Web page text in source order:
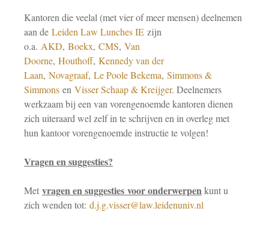
Kantoren die veelal (met vier of meer mensen) deelnemen
aan de Leiden Law Lunches IE zijn
o.a. AKD, Boekx, CMS, Van
Doorne, Houthoff, Kennedy van der
Laan, Novagraaf, Le Poole Bekema, Simmons &
Simmons en Visser Schaap & Kreijger. Deelnemers
werkzaam bij een van vorengenoemde kantoren dienen
zich uiteraard wel zelf in te schrijven en in overleg met
hun kantoor vorengenoemde instructie te volgen!
Vragen en suggesties?
Met vragen en suggesties voor onderwerpenkunt u
zich wenden tot: d.j.g.visser@law.leidenuniv.nl